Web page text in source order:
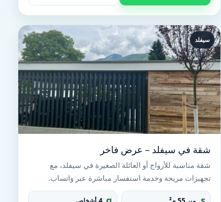
سيفلد
شقة في سيفلد – عرض فاخر
شقة مناسبة للأزواج أو العائلة الصغيرة في سيفلد، مع
تجهيزات مريحة وخدمة استفسار مباشرة عبر واتساب.